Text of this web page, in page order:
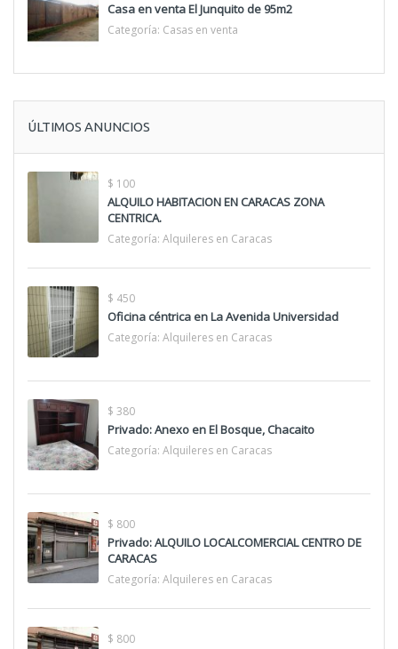
Casa en venta El Junquito de 95m2
Categoría: Casas en venta
ÚLTIMOS ANUNCIOS
$ 100
ALQUILO HABITACION EN CARACAS ZONA
CENTRICA.
Categoría: Alquileres en Caracas
$ 450
Oficina céntrica en La Avenida Universidad
Categoría: Alquileres en Caracas
$ 380
Privado: Anexo en El Bosque, Chacaito
Categoría: Alquileres en Caracas
$ 800
Privado: ALQUILO LOCALCOMERCIAL CENTRO DE
CARACAS
Categoría: Alquileres en Caracas
$ 800